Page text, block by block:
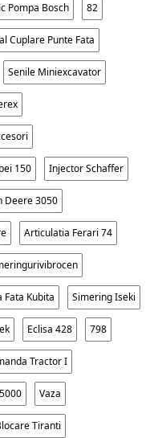
Pompa Bosch 82
Cuplare Punte Fata
Senile Miniexcavator
150 Injector Schaffer
Deere 3050
Articulatia Ferari 74
Fata Kubita Simering Iseki
Eclisa 428 798
Tractor I
Vaza
Tiranti